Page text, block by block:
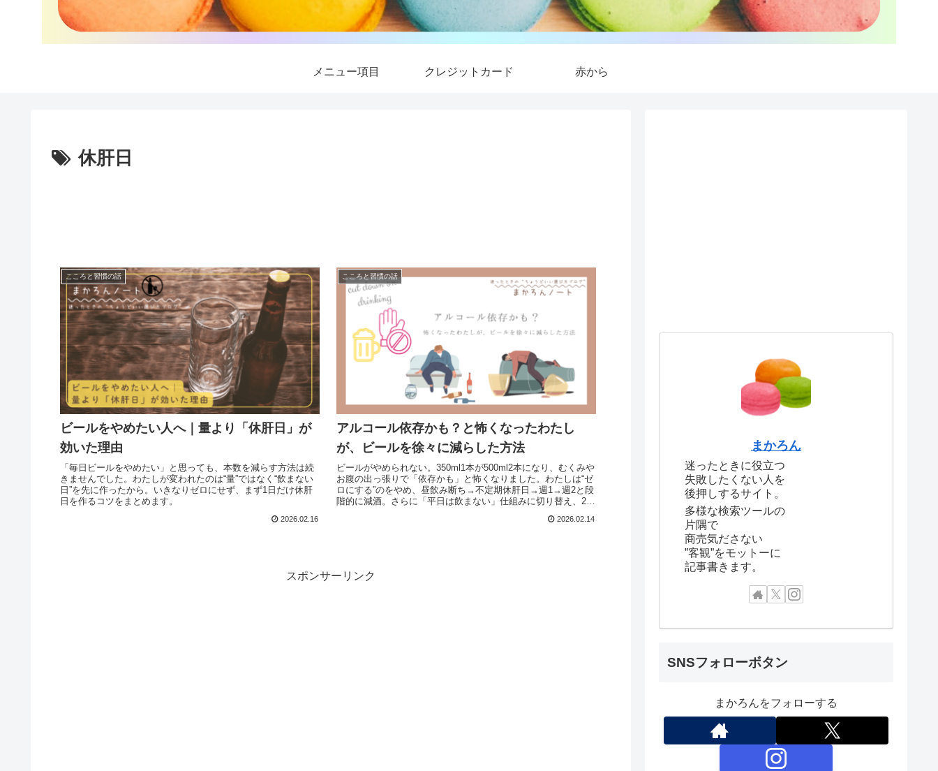
メニュー項目 クレジットカード 赤から
休肝日
こころと習慣の話
ビールをやめたい人へ｜量より「休肝日」が
効いた理由
「毎日ビールをやめたい」と思っても、本数を減らす方法は続
きませんでした。わたしが変われたのは“量”ではなく“飲まない
日”を先に作ったから。いきなりゼロにせず、まず1日だけ休肝
日を作るコツをまとめます。
2026.02.16
こころと習慣の話
アルコール依存かも？と怖くなったわたし
が、ビールを徐々に減らした方法
ビールがやめられない。350ml1本が500ml2本になり、むくみや
お腹の出っ張りで「依存かも」と怖くなりました。わたしは“ゼ
ロにする”のをやめ、昼飲み断ち→不定期休肝日→週1→週2と段
階的に減酒。さらに「平日は飲まない」仕組みに切り替え、2週
2026.02.14
スポンサーリンク
まかろん
迷ったときに役立つ
失敗したくない人を
後押しするサイト。
多様な検索ツールの
片隅で
商売気ださない
”客観”をモットーに
記事書きます。
SNSフォローボタン
まかろんをフォローする